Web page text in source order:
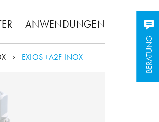
ANWENDUNGEN
BERATUNG
BERATUNG
EXIOS +A2F INOX